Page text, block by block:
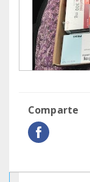
Comparte